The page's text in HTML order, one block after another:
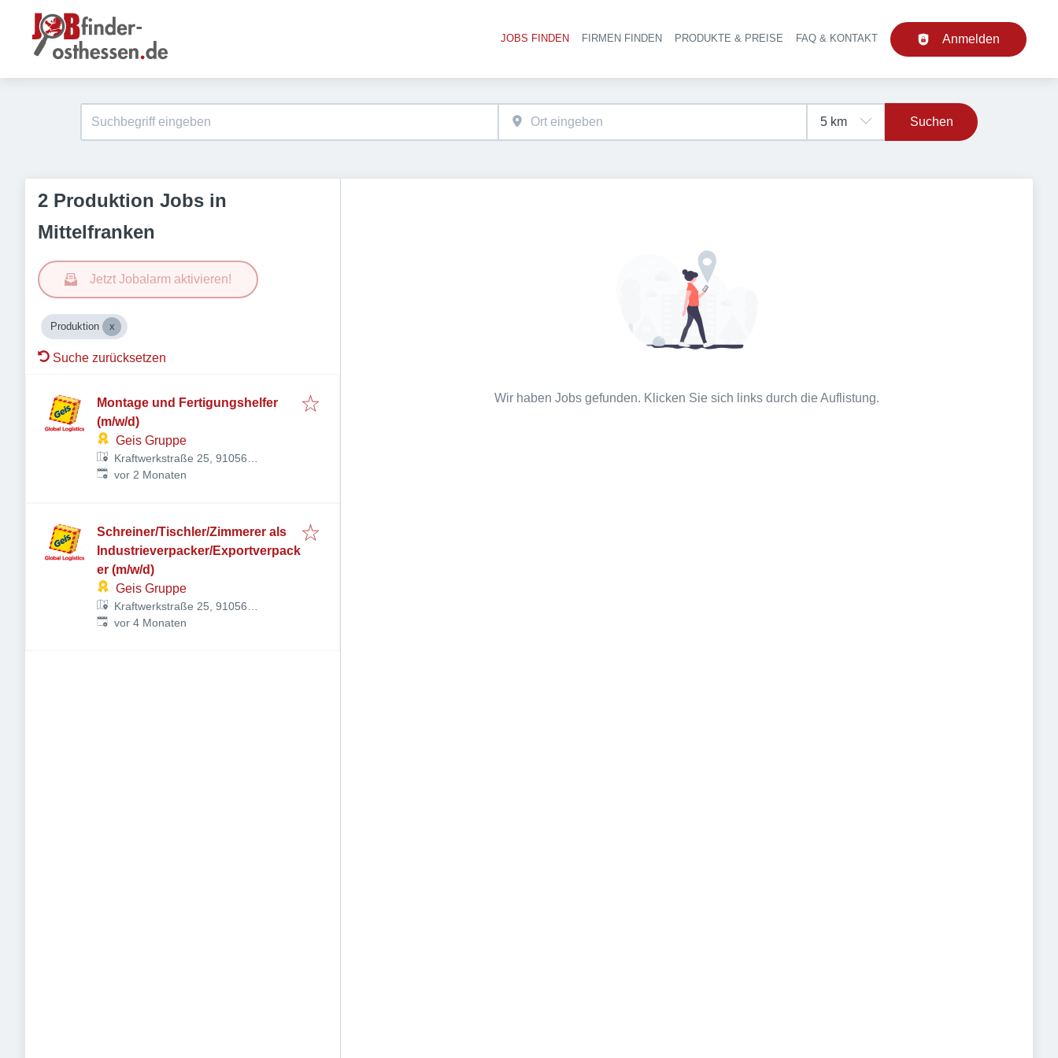
Haupt-Navigation
JOBS FINDEN FIRMEN FINDEN PRODUKTE & PREISE FAQ & KONTAKT Anmelden
Suchen
2 Produktion Jobs in
Mittelfranken
Jetzt Jobalarm aktivieren!
Produktion
Suche zurücksetzen
Montage und Fertigungshelfer
(m/w/d)
Geis Gruppe
Kraftwerkstraße 25, 91056
Erlangen, Deutschland
Veröffentlicht:
vor 2 Monaten
Schreiner/Tischler/Zimmerer als
Industrieverpacker/Exportverpack
er (m/w/d)
Geis Gruppe
Kraftwerkstraße 25, 91056
Erlangen, Deutschland
Veröffentlicht:
vor 4 Monaten
Wir haben Jobs gefunden. Klicken Sie sich links durch die Auflistung.